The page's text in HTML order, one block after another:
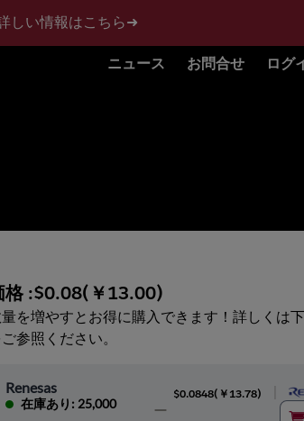
しい情報はこちら➜
ニュース お問合せ ログ
格 :$0.08(￥13.00)
を増やすとお得に購入できます！詳しくは
参照ください。
Renesas
在庫あり: 25,000
$0.0848( ￥13.78)